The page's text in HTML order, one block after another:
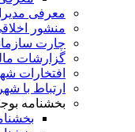
معرفی
منشور
چارت
گزارشات
افتخارات
ارتباط با
بخشنامه
بخشنامه